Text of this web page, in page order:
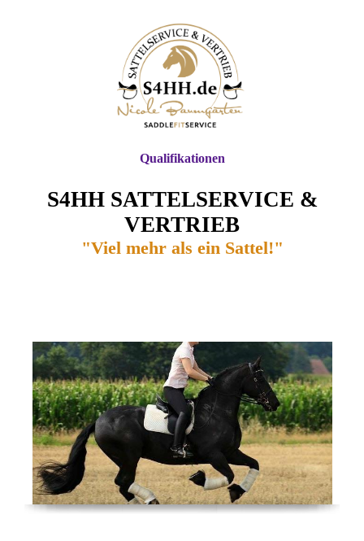
S4HH SATTELSERVICE &
VERTRIEB
"Viel mehr als ein Sattel!"
Qualifikationen